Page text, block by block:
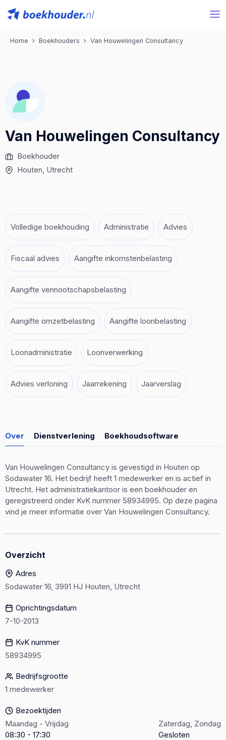
Home Boekhouders Van Houwelingen Consultancy
Van Houwelingen Consultancy
Boekhouder
Houten, Utrecht
Volledige boekhouding Administratie Advies
Fiscaal advies Aangifte inkomstenbelasting
Aangifte vennootschapsbelasting
Aangifte omzetbelasting Aangifte loonbelasting
Loonadministratie Loonverwerking
Advies verloning Jaarrekening Jaarverslag
Over Dienstverlening Boekhoudsoftware
Van Houwelingen Consultancy is gevestigd in Houten op
Sodawater 16. Het bedrijf heeft 1 medewerker en is actief in
Utrecht. Het administratiekantoor is een boekhouder en
geregistreerd onder KvK nummer 58934995. Op deze pagina
vind je meer informatie over Van Houwelingen Consultancy.
Overzicht
Adres
Sodawater 16, 3991 HJ Houten, Utrecht
Oprichtingsdatum
7-10-2013
KvK nummer
58934995
Bedrijfsgrootte
1 medewerker
Bezoektijden
Maandag - Vrijdag
08:30 - 17:30
Zaterdag, Zondag
Gesloten